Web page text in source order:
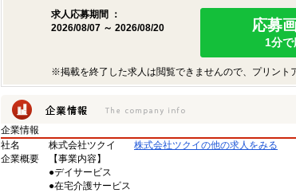
求人応募期間 ：
2026/08/07 ～ 2026/08/20
応募
1分
※掲載を終了した求人は閲覧できませんので、プリント
企業情報
社名
株式会社ツクイ
株式会社ツクイの他の求人をみる
企業概要
【事業内容】
●デイサービス
●在宅介護サービス